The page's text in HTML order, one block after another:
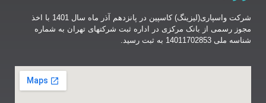
شرکت واسپاری(لیزینگ) کاسپین در پانزدهم آذر ماه سال 1401 با اخذ
مرکزی در اداره ثبت شرکتهای تهران به شماره